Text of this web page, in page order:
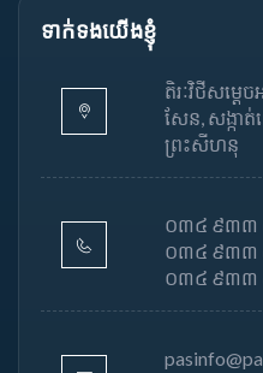
ទាក់ទងយើងខ្ញុំ
តិរៈវិថីសម្តេ
សែន, សង្កា
ព្រះសីហនុ
០៣៤ ៩៣៣
០៣៤ ៩៣៣
០៣៤ ៩៣៣